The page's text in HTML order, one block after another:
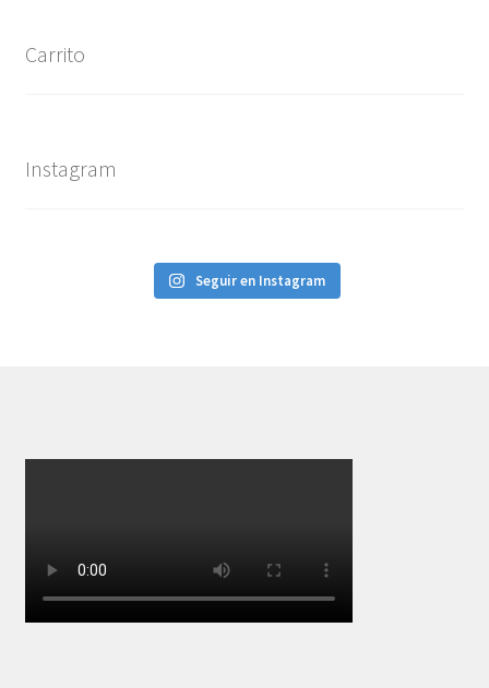
Carrito
Instagram
Seguir en Instagram